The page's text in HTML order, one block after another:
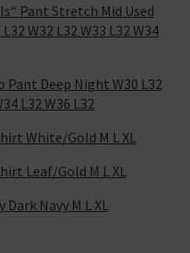
Pant Stretch Mid Used
W32 L32 W33 L32 W34
Deep Night W30 L32
L32 W36 L32
White/Gold M L XL
Leaf/Gold M L XL
Navy M L XL